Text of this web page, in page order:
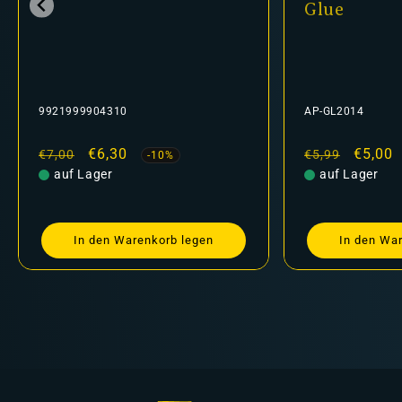
AP-GL2014
Normaler
Preis
€5,99 Verkaufspreis
€5,00 -16%
auf Lager
In den Warenkorb legen
24-14
Normaler
Preis
€6,30
nicht auf